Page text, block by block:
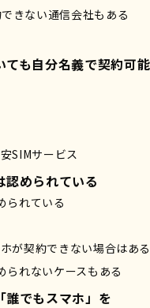
きない通信会社もある
ても自分名義で契約可能
SIMサービス
められている
られている
が契約できない場合はある
られないケースもある
誰でもスマホ」を